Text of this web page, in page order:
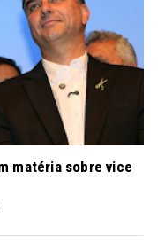
matéria sobre vice